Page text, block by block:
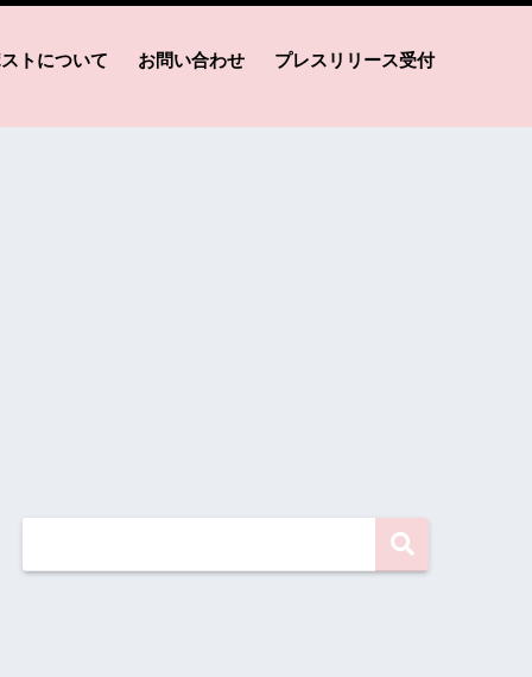
トについて お問い合わせ プレスリリース受付